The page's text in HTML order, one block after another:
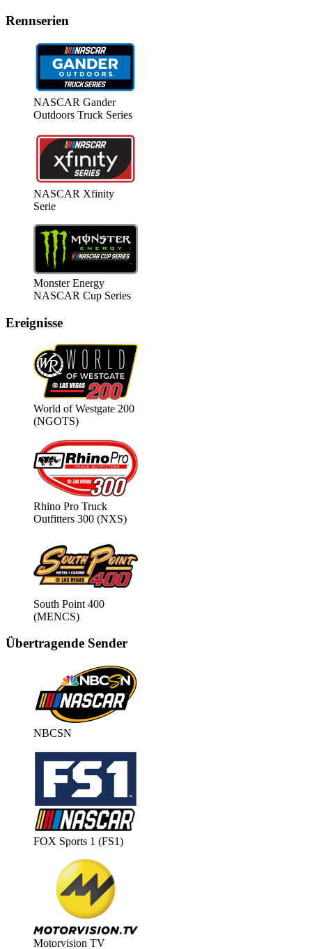
Rennserien
NASCAR Gander
Outdoors Truck Series
NASCAR Xfinity
Serie
Monster Energy
NASCAR Cup Series
Ereignisse
World of Westgate 200
(NGOTS)
Rhino Pro Truck
Outfitters 300 (NXS)
South Point 400
(MENCS)
Übertragende Sender
NBCSN
FOX Sports 1 (FS1)
Motorvision TV